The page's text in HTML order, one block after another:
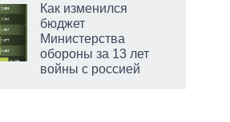
Как изменился
бюджет
Министерства
обороны за 13 лет
войны с россией